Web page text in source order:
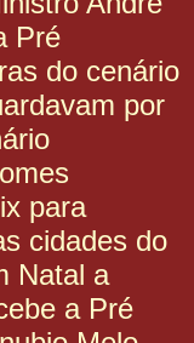
Pré
do cenário
por
para
cidades do
Natal a
a Pré